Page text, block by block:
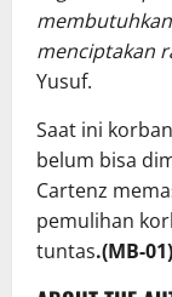
menciptakan
Yusuf.
Saat ini
belum bisa
Cartenz
pemulihan
tuntas.(MB-01)